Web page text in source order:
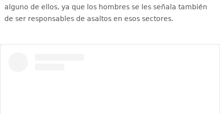
alguno de ellos, ya que los hombres se les señala también
de ser responsables de asaltos en esos sectores.